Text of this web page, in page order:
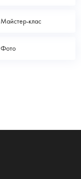
Майстер-клас
Фото